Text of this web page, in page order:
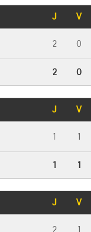
J V
2 0
2 0
J V
1 1
1 1
J V
2 1